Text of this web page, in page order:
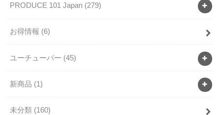
PRODUCE 101 Japan (279)
お得情報 (6)
ユーチューバー (45)
新商品 (1)
未分類 (160)